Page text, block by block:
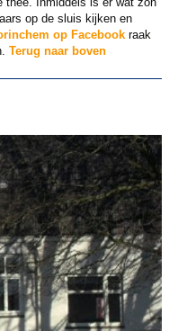
op de sluis kijken en
op Facebookraak
Terug naar boven